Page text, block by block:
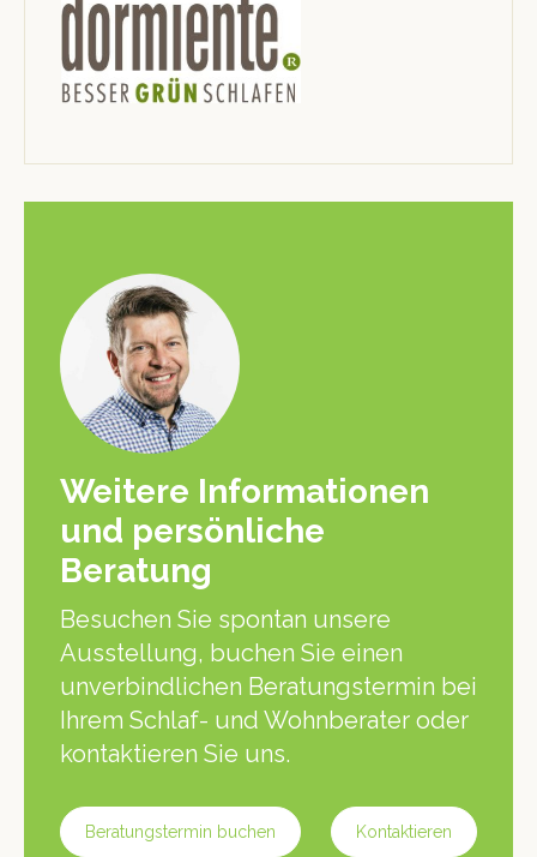
Weitere Informationen
und persönliche
Beratung
Besuchen Sie spontan unsere
Ausstellung, buchen Sie einen
unverbindlichen Beratungstermin bei
Ihrem Schlaf- und Wohnberater oder
kontaktieren Sie uns.
Beratungstermin buchen Kontaktieren